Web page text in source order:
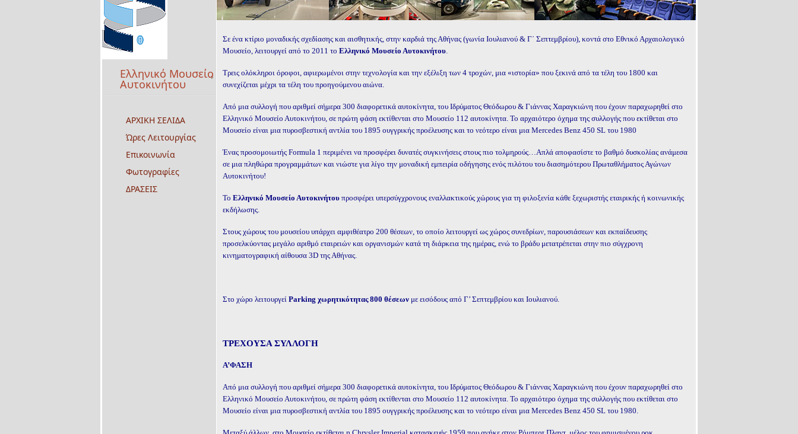
Ελληνικό Μουσείο
Αυτοκινήτου
ΑΡΧΙΚΗ ΣΕΛΙΔΑ
Ώρες Λειτουργίας
Επικοινωνία
Φωτογραφίες
ΔΡΑΣΕΙΣ
Σε ένα κτίριο μοναδικής σχεδίασης και αισθητικής, στην καρδιά της Αθήνας (γωνία Ιουλιανού & Γ΄ Σεπτεμβρίου), κοντά στο Εθνικό Αρχαιολογικό
Μουσείο, λειτουργεί από το 2011 το Ελληνικό Μουσείο Αυτοκινήτου.
Τρεις ολόκληροι όροφοι, αφιερωμένοι στην τεχνολογία και την εξέλιξη των 4 τροχών, μια «ιστορία» που ξεκινά από τα τέλη του 1800 και
συνεχίζεται μέχρι τα τέλη του προηγούμενου αιώνα.
Από μια συλλογή που αριθμεί σήμερα 300 διαφορετικά αυτοκίνητα, του Ιδρύματος Θεόδωρου & Γιάννας Χαραγκιώνη που έχουν παραχωρηθεί στο
Ελληνικό Μουσείο Αυτοκινήτου, σε πρώτη φάση εκτίθενται στο Μουσείο 112 αυτοκίνητα. Το αρχαιότερο όχημα της συλλογής που εκτίθεται στο
Μουσείο είναι μια πυροσβεστική αντλία του 1895 ουγγρικής προέλευσης και το νεότερο είναι μια Mercedes Benz 450 SL του 1980
Ένας προσομοιωτής Formula 1 περιμένει να προσφέρει δυνατές συγκινήσεις στους πιο τολμηρούς…Απλά αποφασίστε το βαθμό δυσκολίας ανάμεσα
σε μια πληθώρα προγραμμάτων και νιώστε για λίγο την μοναδική εμπειρία οδήγησης ενός πιλότου του διασημότερου Πρωταθλήματος Αγώνων
Αυτοκινήτου!
Το Ελληνικό Μουσείο Αυτοκινήτου προσφέρει υπερσύγχρονους εναλλακτικούς χώρους για τη φιλοξενία κάθε ξεχωριστής εταιρικής ή κοινωνικής
εκδήλωσης.
Στους χώρους του μουσείου υπάρχει αμφιθέατρο 200 θέσεων, το οποίο λειτουργεί ως χώρος συνεδρίων, παρουσιάσεων και εκπαίδευσης
προσελκύοντας μεγάλο αριθμό εταιρειών και οργανισμών κατά τη διάρκεια της ημέρας, ενώ το βράδυ μετατρέπεται στην πιο σύγχρονη
κινηματογραφική αίθουσα 3D της Αθήνας.
Στο χώρο λειτουργεί Parking χωρητικότητας 800 θέσεων με εισόδους από Γ’ Σεπτεμβρίου και Ιουλιανού.
ΤΡΕΧΟΥΣΑ ΣΥΛΛΟΓΗ
Α’ΦΑΣΗ
Από μια συλλογή που αριθμεί σήμερα 300 διαφορετικά αυτοκίνητα, του Ιδρύματος Θεόδωρου & Γιάννας Χαραγκιώνη που έχουν παραχωρηθεί στο
Ελληνικό Μουσείο Αυτοκινήτου, σε πρώτη φάση εκτίθενται στο Μουσείο 112 αυτοκίνητα. Το αρχαιότερο όχημα της συλλογής που εκτίθεται στο
Μουσείο είναι μια πυροσβεστική αντλία του 1895 ουγγρικής προέλευσης και το νεότερο είναι μια Mercedes Benz 450 SL του 1980.